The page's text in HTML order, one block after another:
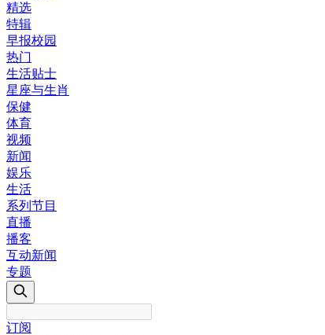
精选
特辑
早报校园
热门
生活贴士
星座与生肖
保健
体育
视频
新闻
娱乐
生活
系列节目
直播
播客
互动新闻
专题
订阅